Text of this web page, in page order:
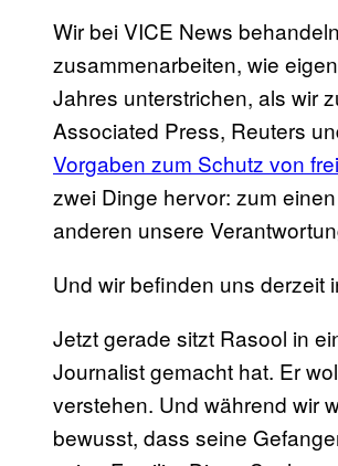
Wir bei VICE News
zusammenarbeiten, wie
Jahres unterstrichen, als wir
Associated Press, Reuters
Vorgaben zum Schutz von
zwei Dinge hervor: zum
anderen unsere
Und wir befinden uns derzeit
Jetzt gerade sitzt Rasool in
Journalist gemacht hat. Er
verstehen. Und während wir
bewusst, dass seine